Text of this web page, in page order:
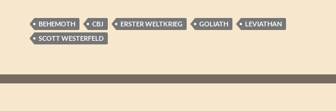
BEHEMOTH CBJ ERSTER WELTKRIEG GOLIATH
LEVIATHAN
SCOTT WESTERFELD